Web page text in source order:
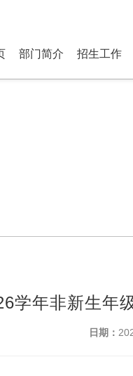
部门简介 招生工作
学年非新生年
日期：